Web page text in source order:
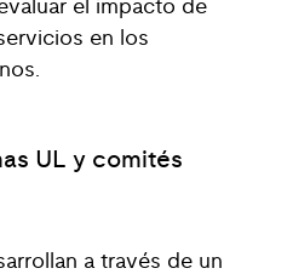
el impacto de
en los
UL y comités
a través de un